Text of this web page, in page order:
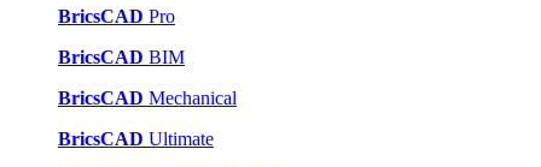
BricsCAD Pro
BricsCAD BIM
BricsCAD Mechanical
BricsCAD Ultimate